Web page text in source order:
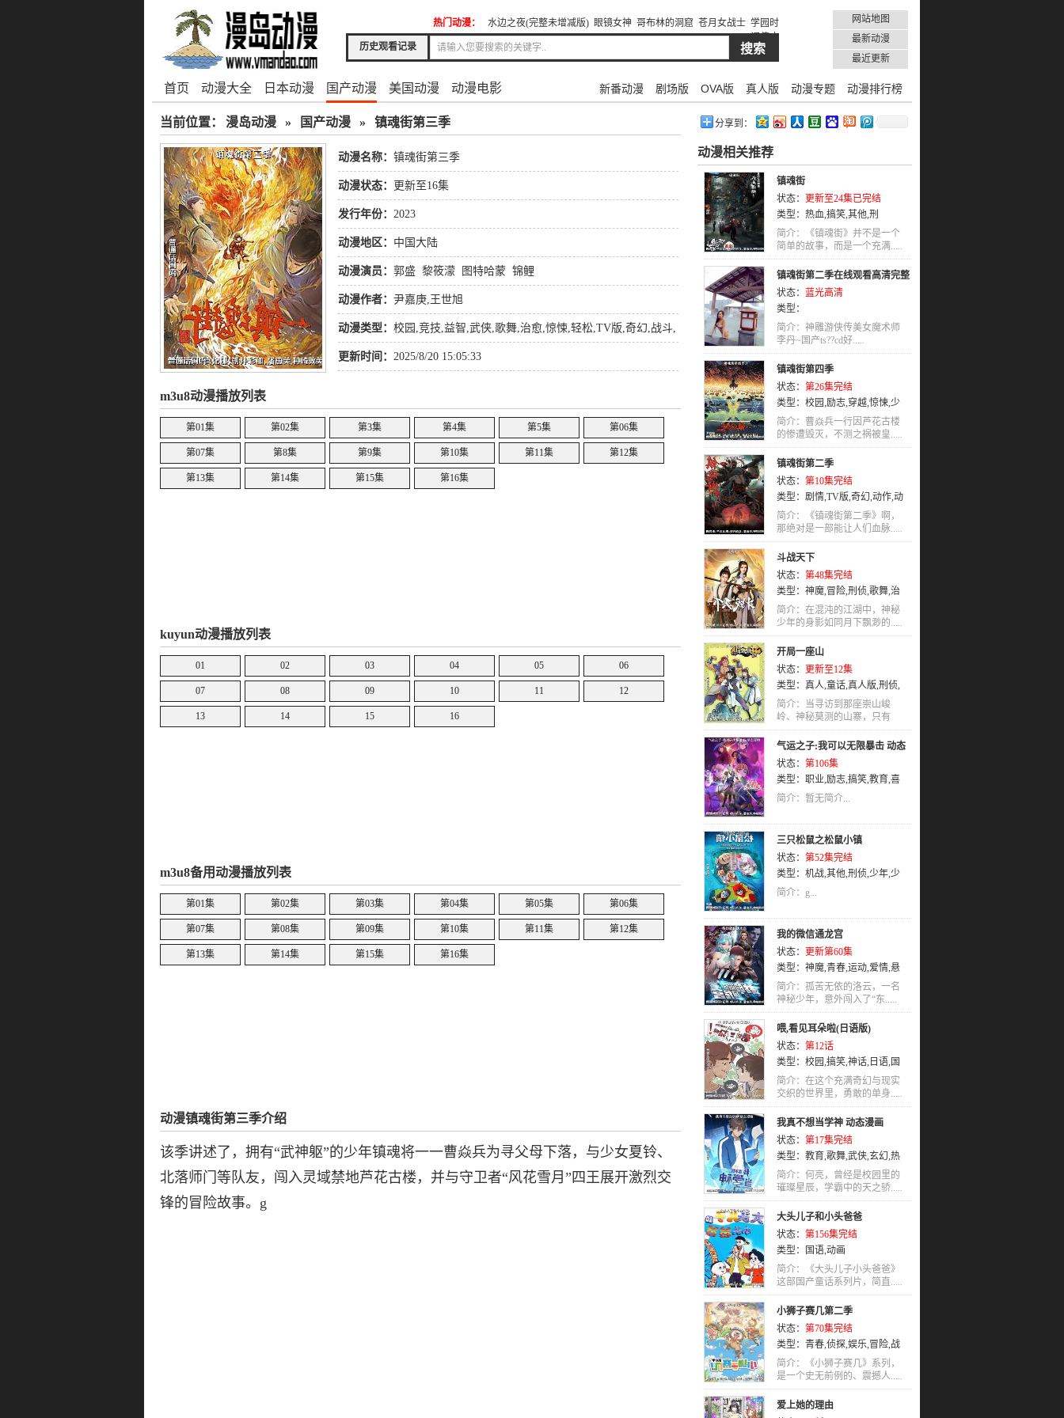
历史观看记录
热门动漫： 水边之夜(完整未增减版) 眼镜女神 哥布林的洞窟 苍月女战士 学园时
网站地图
最新动漫
最近更新
首页 动漫大全 日本动漫 国产动漫 美国动漫 动漫电影 新番动漫 剧场版 OVA版 真人版 动漫专题 动漫排行榜
当前位置： 漫岛动漫 » 国产动漫 » 镇魂街第三季
动漫名称： 镇魂街第三季
动漫状态： 更新至16集
发行年份： 2023
动漫地区： 中国大陆
动漫演员： 郭盛 黎筱濛 图特哈蒙 锦鲤
动漫作者： 尹嘉庚,王世旭
动漫类型： 校园 ,竞技,益智,武侠,歌舞,治愈,惊悚,轻松,TV版,奇幻,战斗,
亲子,其他, 爱情,机械, 女性向,国语
更新时间： 2025/8/20 15:05:33
m3u8动漫播放列表
第01集 第02集 第3集 第4集 第5集 第06集
第07集 第8集 第9集 第10集 第11集 第12集
第13集 第14集 第15集 第16集
kuyun动漫播放列表
01 02 03 04 05 06
07 08 09 10 11 12
13 14 15 16
m3u8备用动漫播放列表
第01集 第02集 第03集 第04集 第05集 第06集
第07集 第08集 第09集 第10集 第11集 第12集
第13集 第14集 第15集 第16集
动漫镇魂街第三季介绍
该季讲述了，拥有“武神躯”的少年镇魂将一一曹焱兵为寻父母下落，与少女夏铃、
北落师门等队友，闯入灵域禁地芦花古楼，并与守卫者“风花雪月”四王展开激烈交
锋的冒险故事。g
分享到：
动漫相关推荐
镇魂街
状态： 更新至24集已完结
类型： 热血,搞笑,其他,刑
侦,LOLI ,社会,后宫 ,亲情,耽美,
冒险,剧情,国语,TV版
简介：《镇魂街》并不是一个
简单的故事，而是一个充满.....
镇魂街第二季在线观看高清完整
版
状态： 蓝光高清
类型：
简介：神雕游侠传美女魔术师
李丹~国产ts??cd好.....
镇魂街第四季
状态： 第26集完结
类型： 校园,励志,穿越,惊悚,少
年,剧情,国语,动作,动画
简介：曹焱兵一行因芦花古楼
的惨遭毁灭，不测之祸被皇.....
镇魂街第二季
状态： 第10集完结
类型： 剧情,TV版,奇幻,动作,动
画,国语
简介：《镇魂街第二季》啊，
那绝对是一部能让人们血脉.....
斗战天下
状态： 第48集完结
类型： 神魔,冒险,刑侦,歌舞,治
愈,童话,动作,犯罪,机械 轻松,国
语
简介：在混沌的江湖中，神秘
少年的身影如同月下飘渺的.....
开局一座山
状态： 更新至12集
类型： 真人,童话,真人版,刑侦,
少女,喜剧,热血,搞笑,科幻,忍者
机械 ,国语
简介：当寻访到那座崇山峻
岭、神秘莫测的山寨，只有
两.....
气运之子:我可以无限暴击 动态
漫画
状态： 第106集
类型： 职业,励志,搞笑,教育,喜
剧,校园,战斗,真人
惊悚,艺术,亲情,同人,歌舞,耽美,
神话,机械,LOLI,童话
乐,推理,动作,少女,
机战,运动,动画,青春,其他,侦探
热血,神魔
技,刑侦,萝莉,历史,未来,玄幻,宠
物,少年爱,亲子,战争
格斗,后宫,国语,爱情
简介：暂无简介...
三只松鼠之松鼠小镇
状态： 第52集完结
类型： 机战,其他,刑侦,少年,少
年爱,机械
简介：g...
我的微信通龙宫
状态： 更新第60集
类型： 神魔,青春,运动,爱情,悬
疑,战争,犯罪,未来,历史 热血,格
斗,亲子,教育,治愈 社会,刑侦,同
人,武侠,冒险,励志,其他,少女,科
幻,恐怖,特摄,泡面番,少年
简介：孤苦无依的洛云，一名
神秘少年，意外闯入了“东.....
喂,看见耳朵啦(日语版)
状态： 第12话
类型： 校园,搞笑,神话, 日语, 国
语,歌舞,轻松
简介：在这个充满奇幻与现实
交织的世界里，勇敢的单身.....
我真不想当学神 动态漫画
状态： 第17集完结
类型： 教育,歌舞,武侠,玄幻,热
血,国语,奇幻
简介：何亮，曾经是校园里的
璀璨星辰，学霸中的天之骄.....
大头儿子和小头爸爸
状态： 第156集完结
类型：
国语,动画
简介：《大头儿子小头爸爸》
这部国产童话系列片，简直.....
小狮子赛几第二季
状态： 第70集完结
类型： 青春,侦探,娱乐,冒险,战
斗,萝莉 运动,特摄, 玄幻 ,喜剧
斗,益智,历史,同人,职场,推理,动
作,泡面番,亲情,宠物,爱情,犯罪,
惊悚,动画,女性向
简介：《小狮子赛几》系列，
是一个史无前例的、震撼人.....
爱上她的理由